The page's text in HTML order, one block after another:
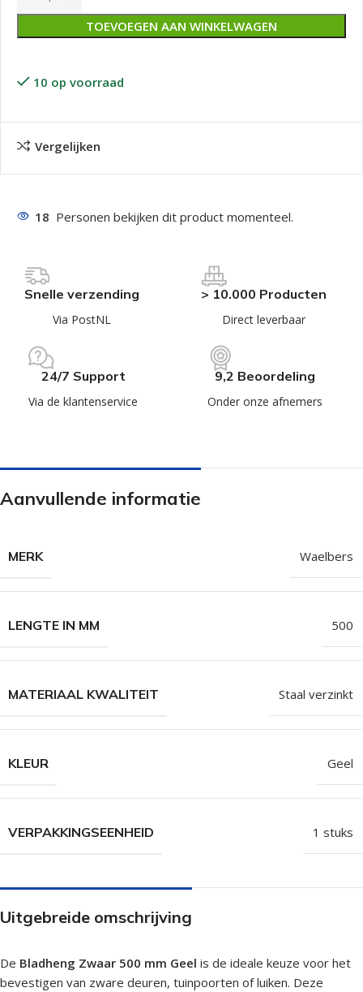
TOEVOEGEN AAN WINKELWAGEN
10 op voorraad
Vergelijken
18 Personen bekijken dit product momenteel.
Snelle verzending
Via PostNL
> 10.000 Producten
Direct leverbaar
24/7 Support
Via de klantenservice
9,2 Beoordeling
Onder onze afnemers
Aanvullende informatie
MERK Waelbers
LENGTE IN MM 500
MATERIAAL KWALITEIT Staal verzinkt
KLEUR Geel
VERPAKKINGSEENHEID 1 stuks
Uitgebreide omschrijving
De Bladheng Zwaar 500 mm Geel is de ideale keuze voor het
bevestigen van zware deuren, tuinpoorten of luiken. Deze